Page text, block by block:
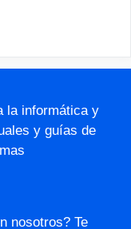
la informática y
y guías de
nosotros? Te